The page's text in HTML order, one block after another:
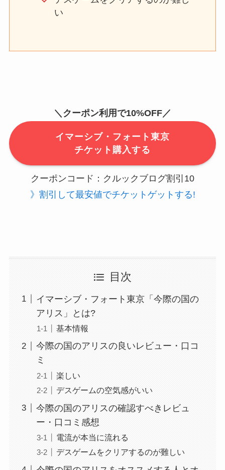
い
＼クーポン利用で10%OFF／
イマーシブ・フォート東京
チケット購入する
クーポンコード：クルックブログ割引10
》割引して最安値でチケットゲットする!
目次
イマーシブ・フォート東京「今際の国の
アリス」とは?
基本情報
今際の国のアリスの良いレビュー・口コ
ミ
楽しい
デスゲームの空気感がいい
今際の国のアリスの確認すべきレビュ
ー・口コミ感想
電流が本当に流れる
デスゲームをクリアするのが難しい